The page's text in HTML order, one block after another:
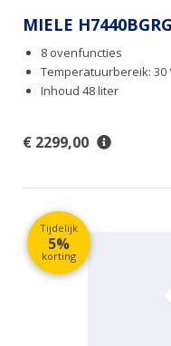
MIELE
8 ovenfuncties
Temperatuurbereik: 30
Inhoud 48 liter
€ 2299,00
Tijdelijk
5%
korting